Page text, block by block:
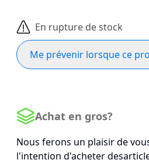
En rupture de stock
Me prévenir lorsque ce
Achat en gros?
Nous ferons un plaisir de
l'intention d'acheter